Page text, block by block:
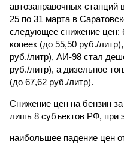
автозаправочных станций
25 по 31 марта в
следующее снижение цен:
копеек (до 55,50 руб./
руб./литр), АИ-98 стал
руб./литр), а дизельное
(до 67,62 руб./литр).
Снижение цен на бензин
лишь 8 субъектов РФ, при
наибольшее падение цен